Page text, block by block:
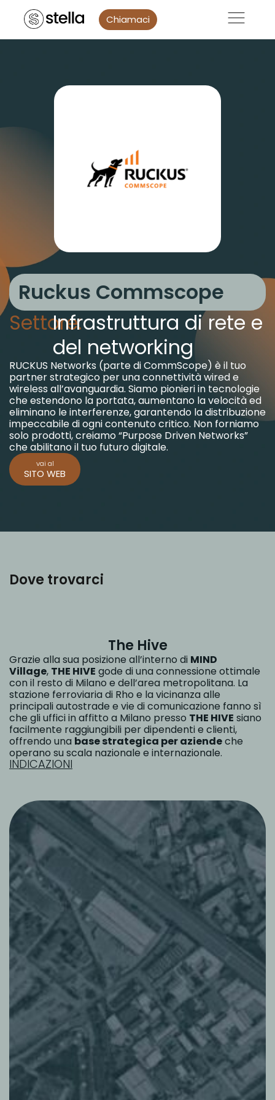
Chiamaci
Ruckus Commscope
Settore:Infrastruttura di rete e
del networking
RUCKUS Networks (parte di CommScope) è il tuo
partner strategico per una connettività wired e
wireless all’avanguardia. Siamo pionieri in tecnologie
che estendono la portata, aumentano la velocità ed
eliminano le interferenze, garantendo la distribuzione
impeccabile di ogni contenuto critico. Non forniamo
solo prodotti, creiamo “Purpose Driven Networks”
che abilitano il tuo futuro digitale.
vai al
SITO WEB
Dove trovarci
The Hive
Grazie alla sua posizione all’interno di MIND
Village, THE HIVE gode di una connessione ottimale
con il resto di Milano e dell’area metropolitana. La
stazione ferroviaria di Rho e la vicinanza alle
principali autostrade e vie di comunicazione fanno sì
che gli uffici in affitto a Milano presso THE HIVE siano
facilmente raggiungibili per dipendenti e clienti,
offrendo una base strategica per aziendeche
operano su scala nazionale e internazionale.
INDICAZIONI